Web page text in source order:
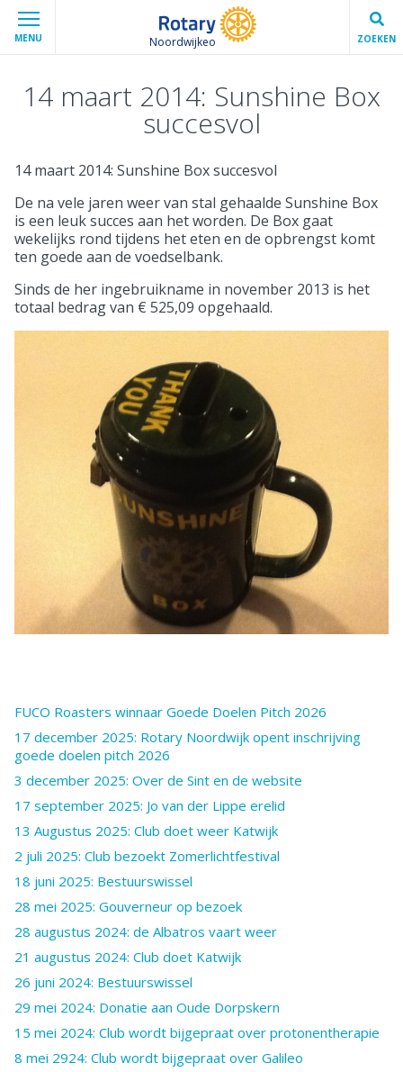
MENU Noordwijkeo ZOEKEN
14 maart 2014: Sunshine Box
succesvol
14 maart 2014: Sunshine Box succesvol
De na vele jaren weer van stal gehaalde Sunshine Box
is een leuk succes aan het worden. De Box gaat
wekelijks rond tijdens het eten en de opbrengst komt
ten goede aan de voedselbank.
Sinds de her ingebruikname in november 2013 is het
totaal bedrag van € 525,09 opgehaald.
FUCO Roasters winnaar Goede Doelen Pitch 2026
17 december 2025: Rotary Noordwijk opent inschrijving
goede doelen pitch 2026
3 december 2025: Over de Sint en de website
17 september 2025: Jo van der Lippe erelid
13 Augustus 2025: Club doet weer Katwijk
2 juli 2025: Club bezoekt Zomerlichtfestival
18 juni 2025: Bestuurswissel
28 mei 2025: Gouverneur op bezoek
28 augustus 2024: de Albatros vaart weer
21 augustus 2024: Club doet Katwijk
26 juni 2024: Bestuurswissel
29 mei 2024: Donatie aan Oude Dorpskern
15 mei 2024: Club wordt bijgepraat over protonentherapie
8 mei 2924: Club wordt bijgepraat over Galileo